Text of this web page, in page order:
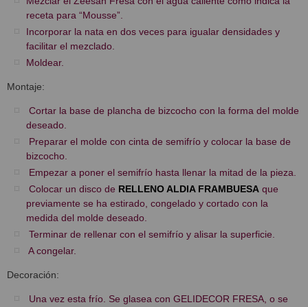
receta para “Mousse”.
Incorporar la nata en dos veces para igualar densidades y
facilitar el mezclado.
Moldear.
Montaje:
Cortar la base de plancha de bizcocho con la forma del molde
deseado.
Preparar el molde con cinta de semifrío y colocar la base de
bizcocho.
Empezar a poner el semifrío hasta llenar la mitad de la pieza.
Colocar un disco de RELLENO ALDIA FRAMBUESA que
previamente se ha estirado, congelado y cortado con la
medida del molde deseado.
Terminar de rellenar con el semifrío y alisar la superficie.
A congelar.
Decoración:
Una vez esta frío. Se glasea con GELIDECOR FRESA, o se